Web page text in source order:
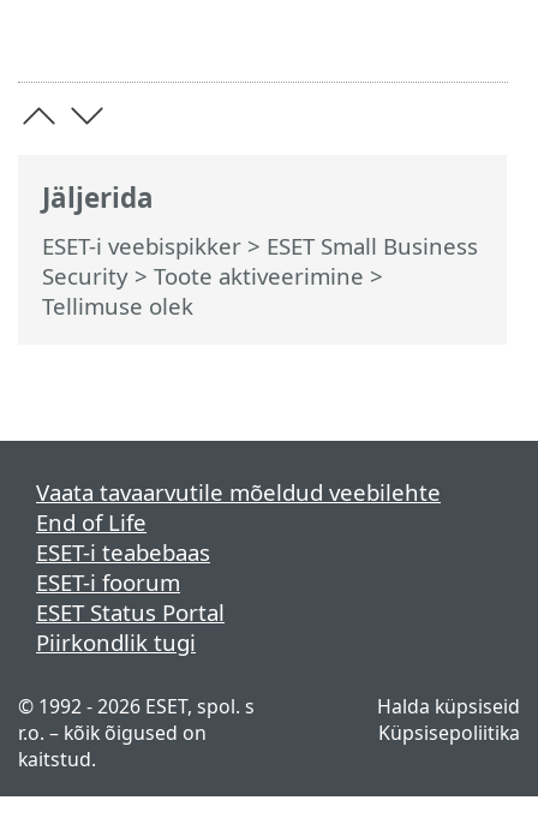
Jäljerida
ESET-i veebispikker > ESET Small Business
Security > Toote aktiveerimine >
Tellimuse olek
Vaata tavaarvutile mõeldud veebilehte
End of Life
ESET-i teabebaas
ESET-i foorum
ESET Status Portal
Piirkondlik tugi
© 1992 - 2026 ESET, spol. s
r.o. – kõik õigused on
kaitstud.
Halda küpsiseid
Küpsisepoliitika